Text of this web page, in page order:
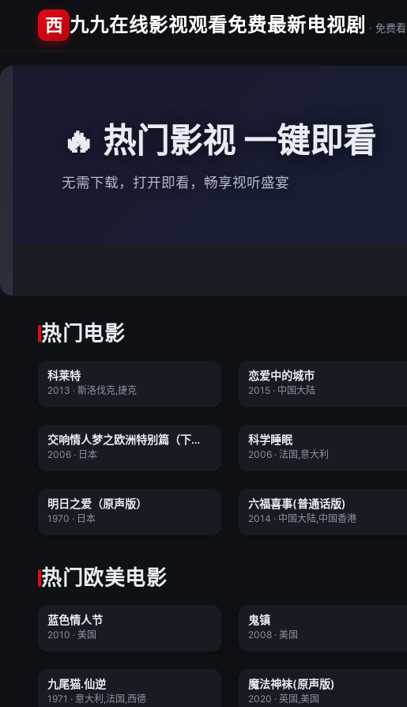
西 九九在线影视观看免费最新电视剧 · 免费看
🔥 热门影视 一键即看
无需下载，打开即看，畅享视听盛宴
热门电影
★ 7.4
科莱特
科莱特
2013 · 斯洛伐克,捷克
★ 5.7
恋爱中的城市
2015 · 中国大陆
★ 9.1 正片
交响情人梦之欧洲特别篇（下
篇）
2006 · 日本
★ 7.7
科学睡眠
2006 · 法国,意大利
★ 9.4
明日之爱（原声版）
1970 · 日本
★ 5.3
六福喜事(普通话版)
2014 · 中国大陆,中国香港
热门欧美电影
★ 7.8
蓝色情人节
蓝色情人节
2010 · 美国
★ 6.9
鬼镇
2008 · 美国
★ 6.7
九尾猫.仙逆
1971 · 意大利,法国,西德
★ 7.8
魔法神袜(原声版)
2020 · 英国,美国